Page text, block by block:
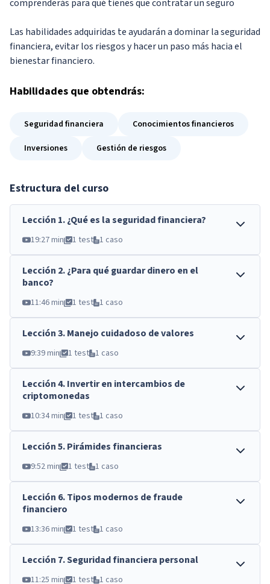
comprenderás para qué tienes que contratar un seguro
Las habilidades adquiridas te ayudarán a dominar la seguridad
financiera, evitar los riesgos y hacer un paso más hacia el
bienestar financiero.
Habilidades que obtendrás:
Seguridad financiera
Conocimientos financieros
Inversiones
Gestión de riesgos
Estructura del curso
Lección 1.¿Qué es la seguridad financiera?
19:27 min 1 test 1 caso
Lección 2.¿Para qué guardar dinero en el
banco?
11:46 min 1 test 1 caso
Lección3.Manejo cuidadoso de valores
9:39 min 1 test 1 caso
Lección4.Invertir en intercambios de
criptomonedas
10:34 min 1 test 1 caso
Lección5.Pirámides financieras
9:52 min 1 test 1 caso
Lección 6.Tipos modernos de fraude
financiero
13:36 min 1 test 1 caso
Lección 7.Seguridad financiera personal
11:25 min 1 test 1 caso